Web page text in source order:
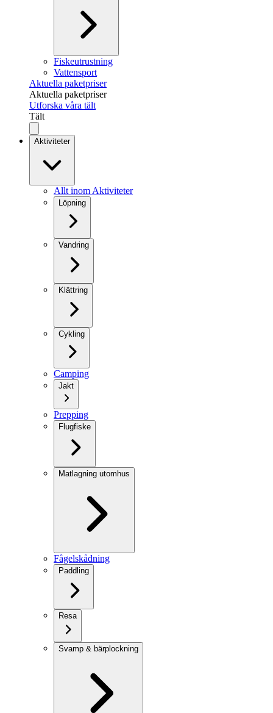
Fiskeutrustning
Vattensport
Aktuella paketpriser
Aktuella paketpriser
Utforska våra tält
Tält
Aktiviteter
Allt inom Aktiviteter
Löpning
Vandring
Klättring
Cykling
Camping
Jakt
Prepping
Flugfiske
Matlagning utomhus
Fågelskådning
Paddling
Resa
Svamp & bärplockning